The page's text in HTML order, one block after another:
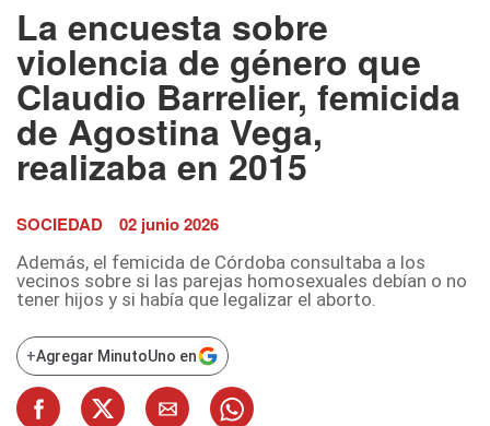
La encuesta sobre
violencia de género que
Claudio Barrelier, femicida
de Agostina Vega,
realizaba en 2015
SOCIEDAD 02 junio 2026
Además, el femicida de Córdoba consultaba a los
vecinos sobre si las parejas homosexuales debían o no
tener hijos y si había que legalizar el aborto.
+Agregar MinutoUno en